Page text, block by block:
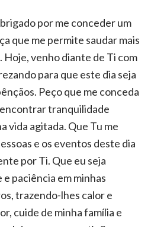
por me conceder um
que me permite saudar mais
Hoje, venho diante de Ti com
para que este dia seja
Peço que me conceda
encontrar tranquilidade
vida agitada. Que Tu me
e os eventos deste dia
por Ti. Que eu seja
paciência em minhas
trazendo-lhes calor e
cuide de minha família e